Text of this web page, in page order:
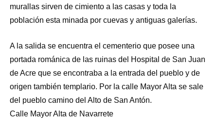
murallas sirven de cimiento a las casas y toda la
población esta minada por cuevas y antiguas galerías.
A la salida se encuentra el cementerio que posee una
portada románica de las ruinas del Hospital de San Juan
de Acre que se encontraba a la entrada del pueblo y de
origen también templario. Por la calle Mayor Alta se sale
del pueblo camino del Alto de San Antón.
Calle Mayor Alta de Navarrete